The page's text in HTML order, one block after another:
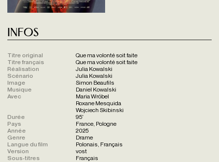
Infos
Titre original
Que ma volonté soit faite
Titre français
Que ma volonté soit faite
Réalisation
Julia Kowalski
Scénario
Julia Kowalski
Image
Simon Beaufils
Musique
Daniel Kowalski
Avec
Maria Wróbel
Roxane Mesquida
Wojciech Skibinski
Durée
95'
Pays
France, Pologne
Année
2025
Genre
Drame
Langue du film
Polonais, Français
Version
vost
Sous-titres
Français